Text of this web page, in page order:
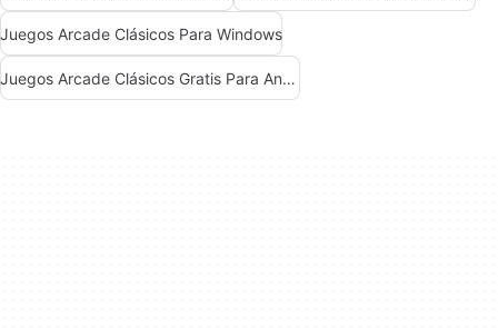
Juegos Arcade Clásicos Para Windows
Juegos Arcade Clásicos Gratis Para Android